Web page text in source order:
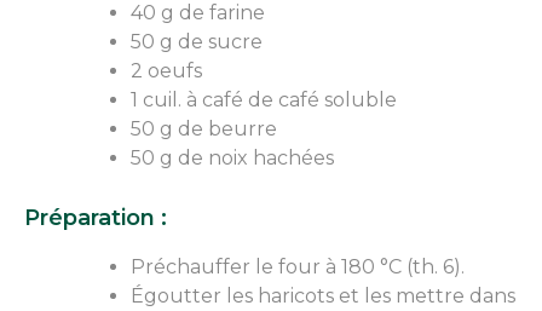
40 g de farine
50 g de sucre
2 oeufs
1 cuil. à café de café soluble
50 g de beurre
50 g de noix hachées
Préparation :
Préchauffer le four à 180 °C (th. 6).
Égoutter les haricots et les mettre dans